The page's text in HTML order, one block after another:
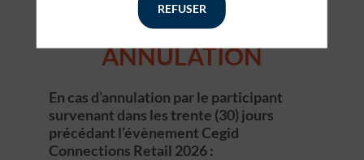
Les inscriptions sont terminées
ANNULATION
En cas d’annulation par le participant
survenant dans les trente (30) jours
précédant l’évènement Cegid
Connections Retail 2026 :
REFUSER